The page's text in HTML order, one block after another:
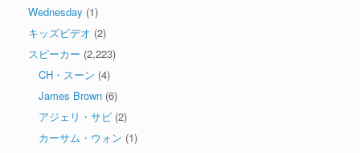
Wednesday (1)
キッズビデオ (2)
スピーカー (2,223)
CH・スーン (4)
James Brown (6)
アジェリ・サビ (2)
カーサム・ウォン (1)